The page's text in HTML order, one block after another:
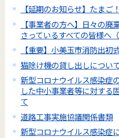
【延期のお知らせ】たま
【事業者の方へ】日々の
さっているすべての皆様へ
【重要】小美玉市消防出初
猫除け機の貸し出しについ
新型コロナウイルス感染症
した中小事業者等に対する
て
道路工事実施協議関係書類
新型コロナウイルス感染症